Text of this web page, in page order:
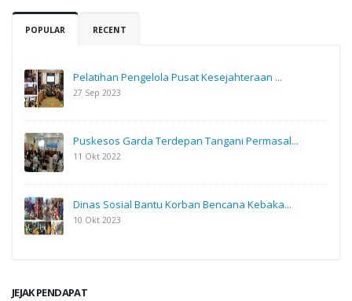
POPULAR RECENT
Pelatihan Pengelola Pusat Kesejahteraan ...
27 Sep 2023
Puskesos Garda Terdepan Tangani Permasal...
11 Okt 2022
Dinas Sosial Bantu Korban Bencana Kebaka...
10 Okt 2023
JEJAK PENDAPAT